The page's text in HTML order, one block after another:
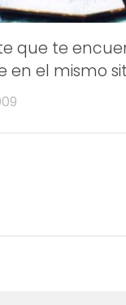
que te
en el mismo